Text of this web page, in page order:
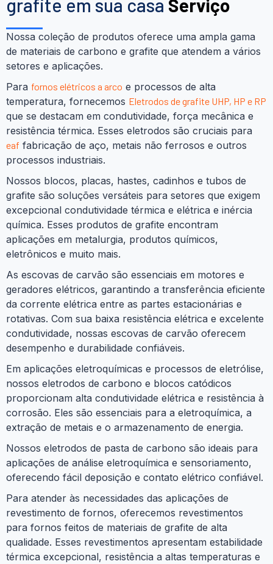
grafite em sua casa Serviço
Nossa coleção de produtos oferece uma ampla gama
de materiais de carbono e grafite que atendem a vários
setores e aplicações.
Para fornos elétricos a arco e processos de alta
temperatura, fornecemos Eletrodos de grafite UHP, HP e RP
que se destacam em condutividade, força mecânica e
resistência térmica. Esses eletrodos são cruciais para
eaf fabricação de aço, metais não ferrosos e outros
processos industriais.
Nossos blocos, placas, hastes, cadinhos e tubos de
grafite são soluções versáteis para setores que exigem
excepcional condutividade térmica e elétrica e inércia
química. Esses produtos de grafite encontram
aplicações em metalurgia, produtos químicos,
eletrônicos e muito mais.
As escovas de carvão são essenciais em motores e
geradores elétricos, garantindo a transferência eficiente
da corrente elétrica entre as partes estacionárias e
rotativas. Com sua baixa resistência elétrica e excelente
condutividade, nossas escovas de carvão oferecem
desempenho e durabilidade confiáveis.
Em aplicações eletroquímicas e processos de eletrólise,
nossos eletrodos de carbono e blocos catódicos
proporcionam alta condutividade elétrica e resistência à
corrosão. Eles são essenciais para a eletroquímica, a
extração de metais e o armazenamento de energia.
Nossos eletrodos de pasta de carbono são ideais para
aplicações de análise eletroquímica e sensoriamento,
oferecendo fácil deposição e contato elétrico confiável.
Para atender às necessidades das aplicações de
revestimento de fornos, oferecemos revestimentos
para fornos feitos de materiais de grafite de alta
qualidade. Esses revestimentos apresentam estabilidade
térmica excepcional, resistência a altas temperaturas e